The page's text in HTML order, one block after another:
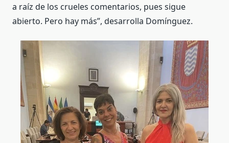
a raíz de los crueles comentarios, pues sigue
abierto. Pero hay más”, desarrolla Domínguez.